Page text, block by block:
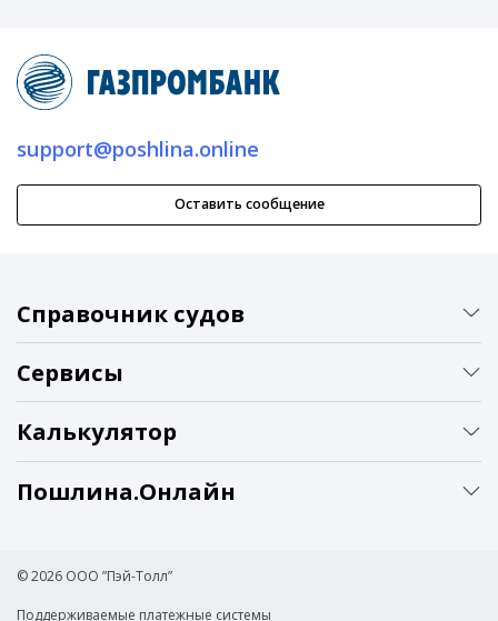
support@poshlina.online
Оставить сообщение
Справочник судов
Сервисы
Калькулятор
Пошлина.Онлайн
© 2026 ООО ”Пэй-Толл”
Поддерживаемые платежные системы